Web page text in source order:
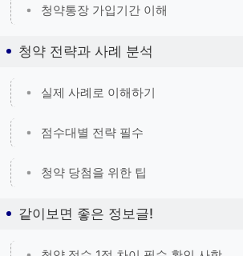
청약통장 가입기간 이해
청약 전략과 사례 분석
실제 사례로 이해하기
점수대별 전략 필수
청약 당첨을 위한 팁
같이보면 좋은 정보글!